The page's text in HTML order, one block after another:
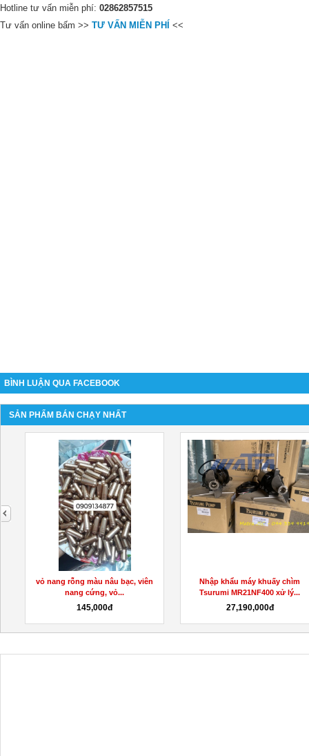
Hotline tư vấn miễn phí: 02862857515
Tư vấn online bấm >> TƯ VẤN MIỄN PHÍ <<
BÌNH LUẬN QUA FACEBOOK
SẢN PHẨM BÁN CHẠY NHẤT
vỏ nang rỗng màu nâu bạc, viên
nang cứng, vỏ...
145,000đ
Nhập khẩu máy khuấy chìm
Tsurumi MR21NF400 xử lý...
27,190,000đ
next